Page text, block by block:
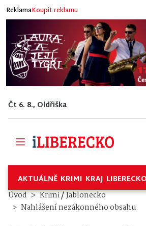
ReklamaKoupit reklamu
Čt 6. 8., Oldřiška
AKTUÁLNĚ KRIMI KRAJ LIBERECKO
Úvod Krimi/Jablonecko
Nahlášení nezákonného obsahu